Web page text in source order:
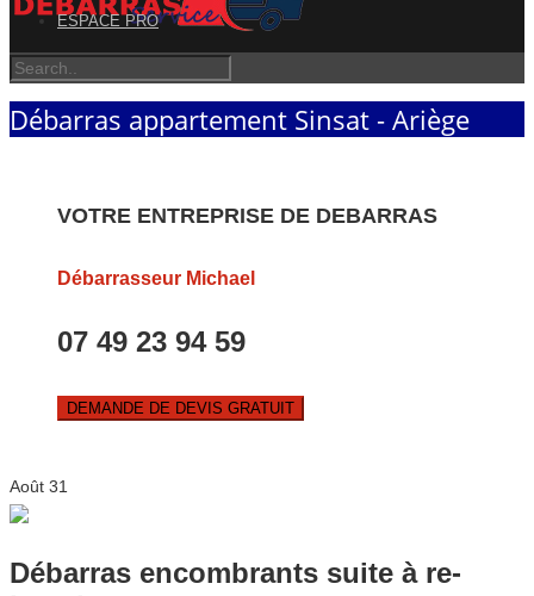
ESPACE PRO
Débarras appartement Sinsat - Ariège
VOTRE ENTREPRISE DE DEBARRAS
Débarrasseur Michael
07 49 23 94 59
DEMANDE DE DEVIS GRATUIT
Août 31
Débarras encombrants suite à re-